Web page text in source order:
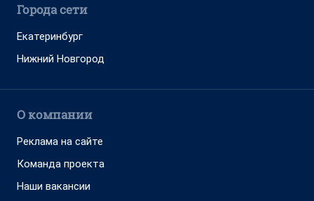
Города сети
Екатеринбург
Нижний Новгород
О компании
Реклама на сайте
Команда проекта
Наши вакансии